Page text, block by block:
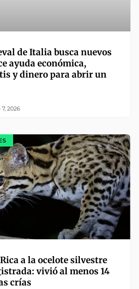
de Italia busca nuevos
ayuda económica,
y dinero para abrir un
2026
a la ocelote silvestre
vivió al menos 14
crías